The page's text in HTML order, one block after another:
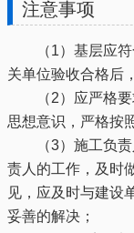
注意事项
（1）基层应符
关单位验收合格后
（2）应严格要
思想意识，严格按
（3）施工负责
责人的工作，及时
见，应及时与建设
妥善的解决；